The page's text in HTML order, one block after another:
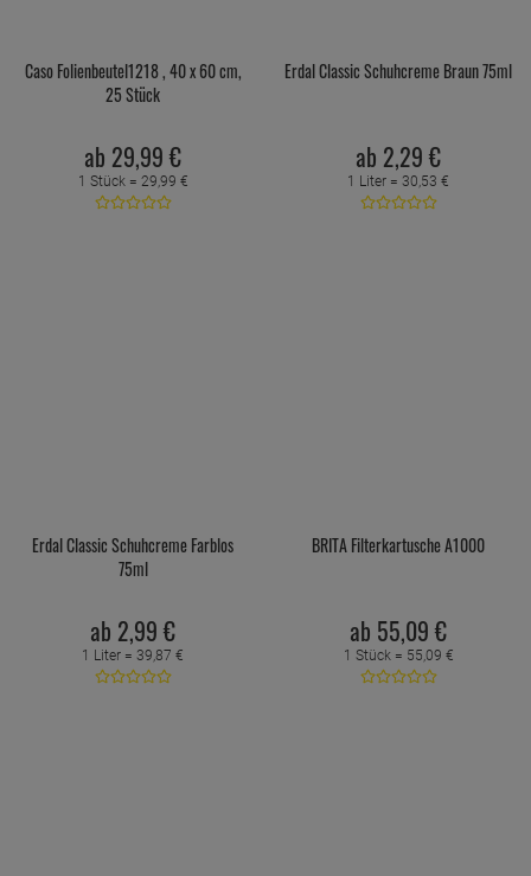
Caso Folienbeutel1218 , 40 x 60 cm,
25 Stück
ab 29,99 €
1 Stück = 29,99 €
Erdal Classic Schuhcreme Braun 75ml
ab 2,29 €
1 Liter = 30,53 €
Erdal Classic Schuhcreme Farblos
75ml
ab 2,99 €
1 Liter = 39,87 €
BRITA Filterkartusche A1000
ab 55,09 €
1 Stück = 55,09 €